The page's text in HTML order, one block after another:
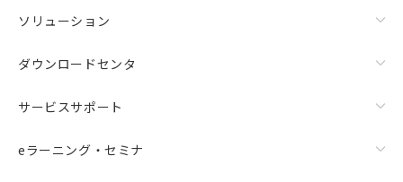
ソリューション
ダウンロードセンタ
サービスサポート
eラーニング・セミナ